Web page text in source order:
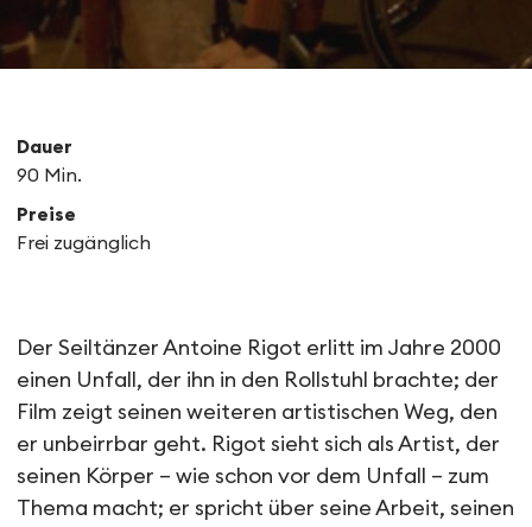
Dokumentarfilm „Salto
Der Seiltänzer Antoine Rigot erlitt im Jahre 2000
einen Unfall, der ihn in den Rollstuhl brachte; der
Film zeigt seinen weiteren artistischen Weg, den
er unbeirrbar geht. Rigot sieht sich als Artist, der
seinen Körper – wie schon vor dem Unfall – zum
Thema macht; er spricht über seine Arbeit, seinen
Dauer
90 Min.
Preise
Frei zugänglich